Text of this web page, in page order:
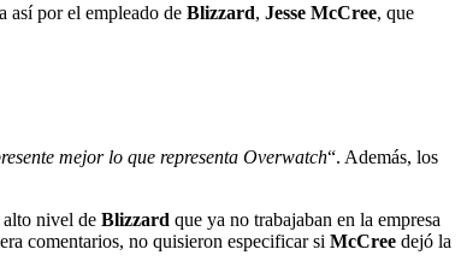
así por el empleado de Blizzard, Jesse McCree, que
mejor lo que representa Overwatch“. Además, los
alto nivel de Blizzard que ya no trabajaban en la empresa
comentarios, no quisieron especificar si McCree dejó la